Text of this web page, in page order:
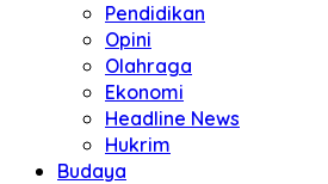
Pendidikan
Opini
Olahraga
Ekonomi
Headline News
Hukrim
Budaya